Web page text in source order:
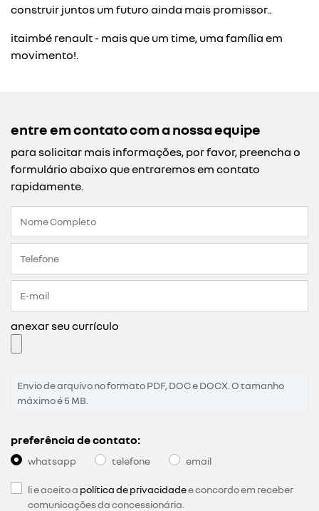
construir juntos um futuro ainda mais promissor..
itaimbé renault - mais que um time, uma família em
movimento!.
entre em contato com a nossa equipe
para solicitar mais informações, por favor, preencha o
formulário abaixo que entraremos em contato
rapidamente.
anexar seu currículo
Envio de arquivo no formato PDF, DOC e DOCX. O tamanho
máximo é 5 MB.
preferência de contato:
whatsapp telefone email
li e aceito a política de privacidadee concordo em receber
comunicações da concessionária.